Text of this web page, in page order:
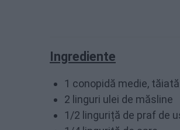
Ingrediente
1 conopidă medie,
2 linguri ulei de măsline
1/2 linguriță de praf de